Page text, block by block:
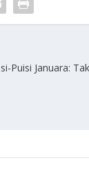
Puisi Januara: